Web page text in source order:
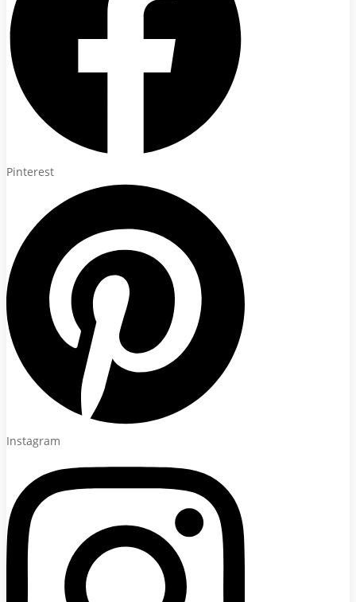
Pinterest
Instagram